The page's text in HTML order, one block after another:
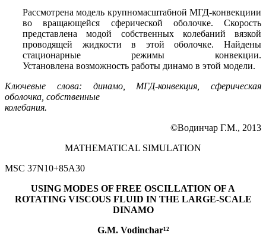
Рассмотрена модель крупномасштабной МГД-конвекциии
во вращающейся сферической оболочке. Скорость
представлена модой собственных колебаний вязкой
проводящей жидкости в этой оболочке. Найдены
стационарные режимы конвекции.
Установлена возможность работы динамо в этой модели.
Ключевые слова: динамо, МГД-конвекция, сферическая
оболочка, собственные
колебания.
©Водинчар Г.М., 2013
MATHEMATICAL SIMULATION
MSC 37N10+85A30
USING MODES OF FREE OSCILLATION OF A
ROTATING VISCOUS FLUID IN THE LARGE-SCALE
DINAMO
G.M. Vodinchar¹²